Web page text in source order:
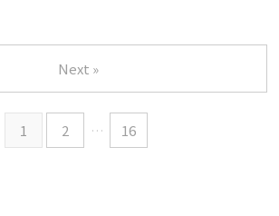
1 2 … 16
Next »